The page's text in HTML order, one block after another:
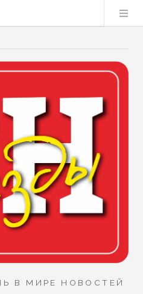
В МИРЕ НОВОСТЕЙ